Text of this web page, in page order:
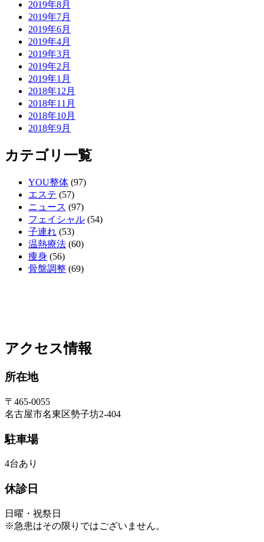
2019年8月
2019年7月
2019年6月
2019年4月
2019年3月
2019年2月
2019年1月
2018年12月
2018年11月
2018年10月
2018年9月
カテゴリ一覧
YOU整体 (97)
エステ (57)
ニュース (97)
フェイシャル (54)
子連れ (53)
温熱療法 (60)
痩身 (56)
骨盤調整 (69)
アクセス情報
所在地
〒465-0055
名古屋市名東区勢子坊2-404
駐車場
4台あり
休診日
日曜・祝祭日
※急患はその限りではございません。